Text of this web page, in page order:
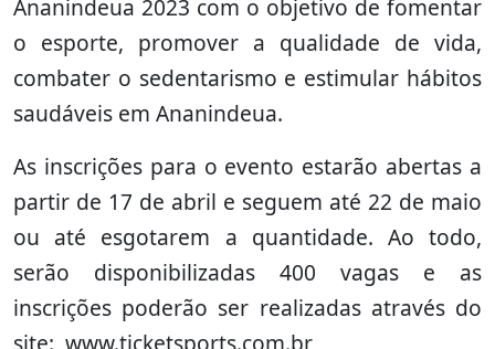
Ananindeua 2023 com o objetivo de fomentar
o esporte, promover a qualidade de vida,
combater o sedentarismo e estimular hábitos
saudáveis em Ananindeua.
As inscrições para o evento estarão abertas a
partir de 17 de abril e seguem até 22 de maio
ou até esgotarem a quantidade. Ao todo,
serão disponibilizadas 400 vagas e as
inscrições poderão ser realizadas através do
site: www.ticketsports.com.br